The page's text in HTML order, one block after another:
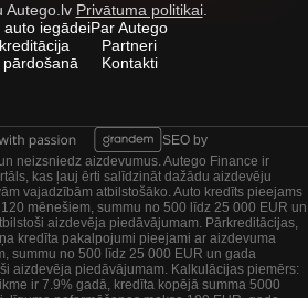
Autego.lv Privātuma politikai.
auto iegādei
pārdošanā
Par Autego
Partneri
Kontakti
SEO by
neizsniedz aizdevumus. Autego Finance ir
kas ļauj ērti salīdzināt dažādu aizdevēju
vajadzībām atbilstošāko. Auto kredīts pieejams
mēnešiem, summu no 500 līdz 25 000 EUR un
aizdevēja piedāvājumam. Pārkreditācijas,
kredīta pakalpojumi pieejami ar aizdevuma
summu no 500 līdz 25 000 EUR un gada
aizdevēja piedāvājumam. Kalkulācijas piemērs:
ir 7.9% gadā, kredīta kopējā summa 5000